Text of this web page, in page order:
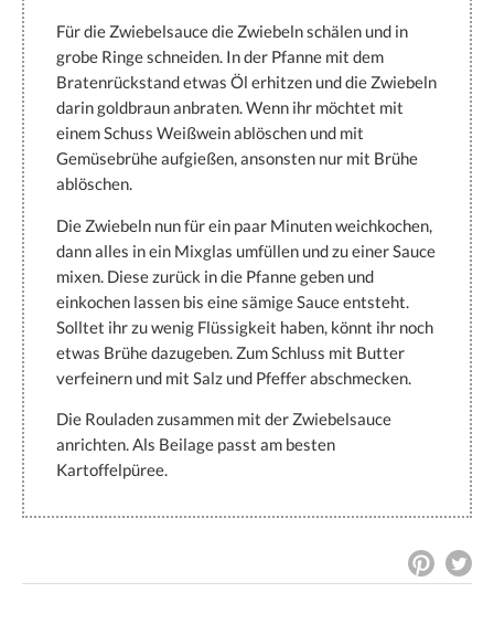
Für die Zwiebelsauce die Zwiebeln schälen und in
grobe Ringe schneiden. In der Pfanne mit dem
Bratenrückstand etwas Öl erhitzen und die Zwiebeln
darin goldbraun anbraten. Wenn ihr möchtet mit
einem Schuss Weißwein ablöschen und mit
Gemüsebrühe aufgießen, ansonsten nur mit Brühe
ablöschen.
Die Zwiebeln nun für ein paar Minuten weichkochen,
dann alles in ein Mixglas umfüllen und zu einer Sauce
mixen. Diese zurück in die Pfanne geben und
einkochen lassen bis eine sämige Sauce entsteht.
Solltet ihr zu wenig Flüssigkeit haben, könnt ihr noch
etwas Brühe dazugeben. Zum Schluss mit Butter
verfeinern und mit Salz und Pfeffer abschmecken.
Die Rouladen zusammen mit der Zwiebelsauce
anrichten. Als Beilage passt am besten
Kartoffelpüree.